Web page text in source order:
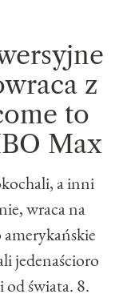
z
to
Max
a inni
wraca na
jedenaścioro
od świata. 8.